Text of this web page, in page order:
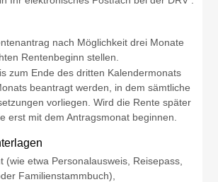
nach Möglichkeit drei Monate
Rentenbeginn stellen.
zum Ende des dritten Kalendermonats
beantragt werden, in dem sämtliche
vorliegen. Wird die Rente später
erst mit dem Antragsmonat beginnen.
(wie etwa Personalausweis, Reisepass,
Familienstammbuch),